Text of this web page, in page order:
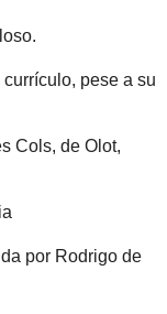
pese a su
Cols, de Olot,
por Rodrigo de